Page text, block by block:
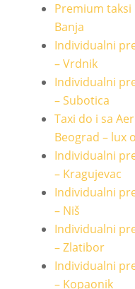
Premium taksi
Banja
Individualni
– Vrdnik
Individualni
– Subotica
Taxi do i sa
Beograd – lux
Individualni
– Kragujevac
Individualni
– Niš
Individualni
– Zlatibor
Individualni
– Kopaonik